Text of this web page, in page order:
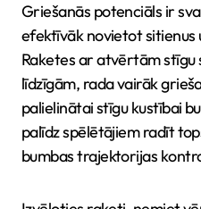
Griešanās potenciāls ir
efektīvāk novietot sitienus
Raketes ar atvērtām stīgu
līdzīgām, rada vairāk
palielinātai stīgu kustībai
palīdz spēlētājiem radīt
bumbas trajektorijas